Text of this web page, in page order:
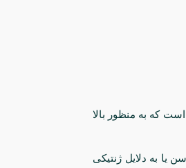
که به منظور بالا
یا به دلایل ژنتیکی